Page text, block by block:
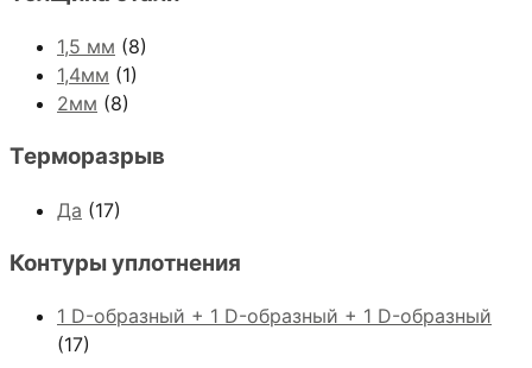
1,5 мм (8)
1,4мм (1)
2мм (8)
Терморазрыв
Да (17)
Контуры уплотнения
1 D-образный + 1 D-образный + 1 D-образный
(17)